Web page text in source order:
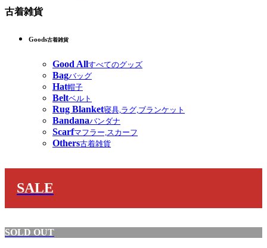
古着雑貨
Goods古着雑貨
Good Allすべてのグッズ
Bagバッグ
Hat帽子
Beltベルト
Rug Blanket寝具,ラグ,ブランケット
Bandanaバンダナ
Scarfマフラー,スカーフ
Others古着雑貨
SALE
SOLD OUT